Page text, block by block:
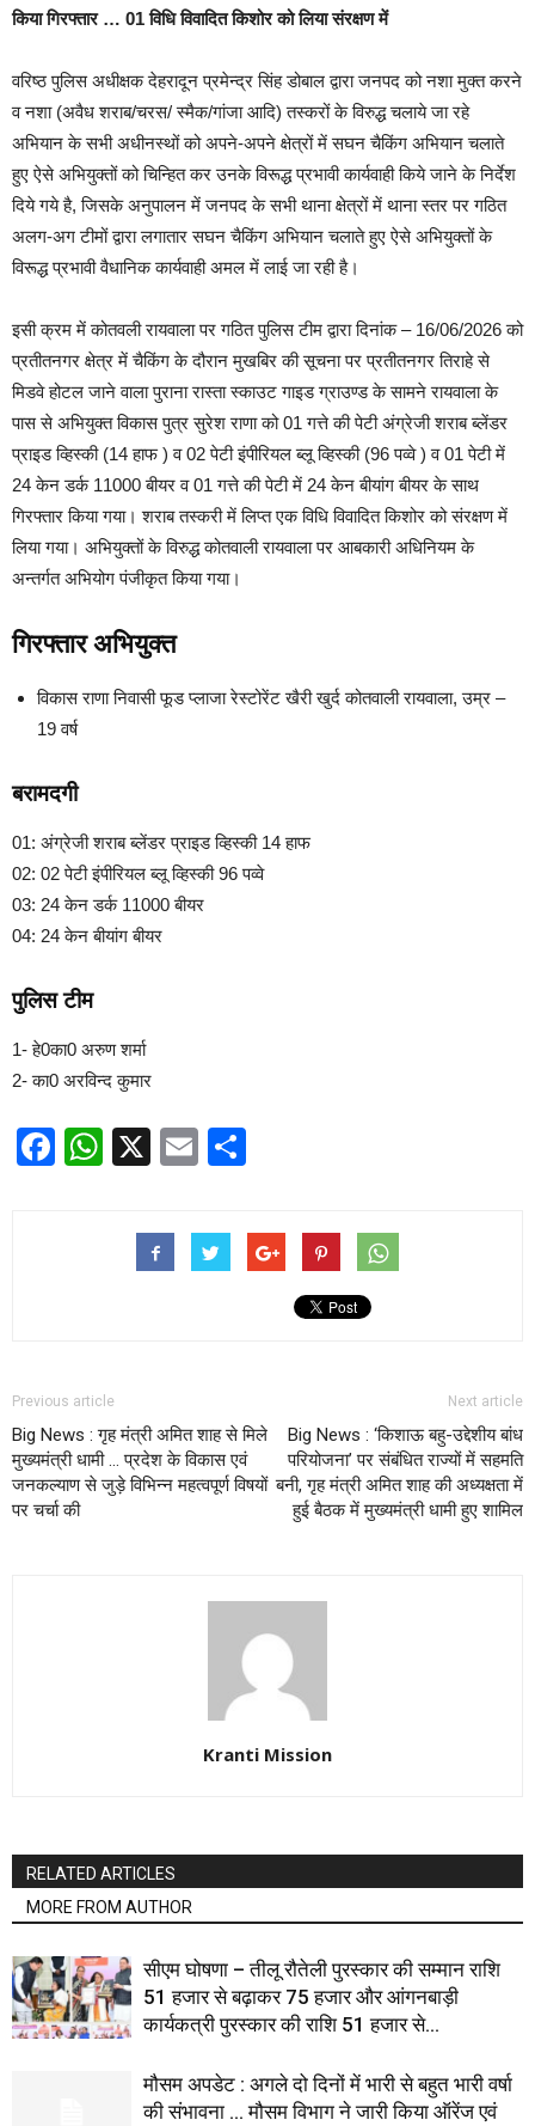
किया गिरफ्तार … 01 विधि विवादित किशोर को लिया संरक्षण में
वरिष्ठ पुलिस अधीक्षक देहरादून प्रमेन्द्र सिंह डोबाल द्वारा जनपद को नशा मुक्त करने
व नशा (अवैध शराब/चरस/ स्मैक/गांजा आदि) तस्करों के विरुद्ध चलाये जा रहे
अभियान के सभी अधीनस्थों को अपने-अपने क्षेत्रों में सघन चैकिंग अभियान चलाते
हुए ऐसे अभियुक्तों को चिन्हित कर उनके विरूद्ध प्रभावी कार्यवाही किये जाने के निर्देश
दिये गये है, जिसके अनुपालन में जनपद के सभी थाना क्षेत्रों में थाना स्तर पर गठित
अलग-अग टीमों द्वारा लगातार सघन चैकिंग अभियान चलाते हुए ऐसे अभियुक्तों के
विरूद्ध प्रभावी वैधानिक कार्यवाही अमल में लाई जा रही है।
इसी क्रम में कोतवली रायवाला पर गठित पुलिस टीम द्वारा दिनांक – 16/06/2026 को
प्रतीतनगर क्षेत्र में चैकिंग के दौरान मुखबिर की सूचना पर प्रतीतनगर तिराहे से
मिडवे होटल जाने वाला पुराना रास्ता स्काउट गाइड ग्राउण्ड के सामने रायवाला के
पास से अभियुक्त विकास पुत्र सुरेश राणा को 01 गत्ते की पेटी अंग्रेजी शराब ब्लेंडर
प्राइड व्हिस्की (14 हाफ ) व 02 पेटी इंपीरियल ब्लू व्हिस्की (96 पव्वे ) व 01 पेटी में
24 केन डर्क 11000 बीयर व 01 गत्ते की पेटी में 24 केन बीयांग बीयर के साथ
गिरफ्तार किया गया। शराब तस्करी में लिप्त एक विधि विवादित किशोर को संरक्षण में
लिया गया। अभियुक्तों के विरुद्ध कोतवाली रायवाला पर आबकारी अधिनियम के
अन्तर्गत अभियोग पंजीकृत किया गया।
गिरफ्तार अभियुक्त
विकास राणा निवासी फूड प्लाजा रेस्टोरेंट खैरी खुर्द कोतवाली रायवाला, उम्र –
19 वर्ष
बरामदगी
01: अंग्रेजी शराब ब्लेंडर प्राइड व्हिस्की 14 हाफ
02: 02 पेटी इंपीरियल ब्लू व्हिस्की 96 पव्वे
03: 24 केन डर्क 11000 बीयर
04: 24 केन बीयांग बीयर
पुलिस टीम
1- हे0का0 अरुण शर्मा
2- का0 अरविन्द कुमार
Facebook
WhatsApp
X Email
Previous article
Big News : गृह मंत्री अमित शाह से मिले
मुख्यमंत्री धामी … प्रदेश के विकास एवं
जनकल्याण से जुड़े विभिन्न महत्वपूर्ण विषयों
पर चर्चा की
Next article
Big News : ‘किशाऊ बहु-उद्देशीय बांध
परियोजना’ पर संबंधित राज्यों में सहमति
बनी, गृह मंत्री अमित शाह की अध्यक्षता में
हुई बैठक में मुख्यमंत्री धामी हुए शामिल
Kranti Mission
RELATED ARTICLES
MORE FROM AUTHOR
सीएम घोषणा – तीलू रौतेली पुरस्कार की सम्मान राशि
51 हजार से बढ़ाकर 75 हजार और आंगनबाड़ी
कार्यकत्री पुरस्कार की राशि 51 हजार से...
मौसम अपडेट : अगले दो दिनों में भारी से बहुत भारी वर्षा
की संभावना … मौसम विभाग ने जारी किया ऑरेंज एवं